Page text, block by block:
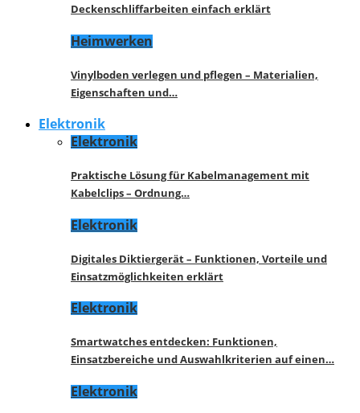
Deckenschliffarbeiten einfach erklärt
Heimwerken
Vinylboden verlegen und pflegen – Materialien,
Eigenschaften und…
Elektronik
Elektronik
Praktische Lösung für Kabelmanagement mit
Kabelclips – Ordnung…
Elektronik
Digitales Diktiergerät – Funktionen, Vorteile und
Einsatzmöglichkeiten erklärt
Elektronik
Smartwatches entdecken: Funktionen,
Einsatzbereiche und Auswahlkriterien auf einen…
Elektronik